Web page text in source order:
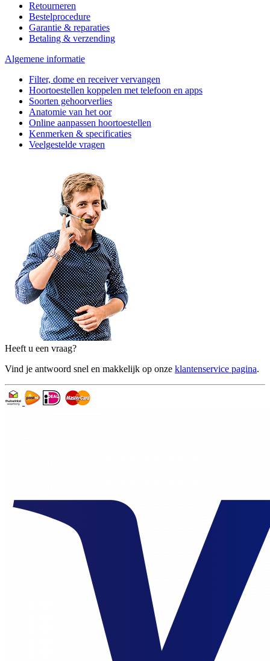
Retourneren
Bestelprocedure
Garantie & reparaties
Betaling & verzending
Algemene informatie
Filter, dome en receiver vervangen
Hoortoestellen koppelen met telefoon en apps
Soorten gehoorverlies
Anatomie van het oor
Online aanpassen hoortoestellen
Kenmerken & specificaties
Veelgestelde vragen
Heeft u een vraag?
Vind je antwoord snel en makkelijk op onze klantenservice pagina.